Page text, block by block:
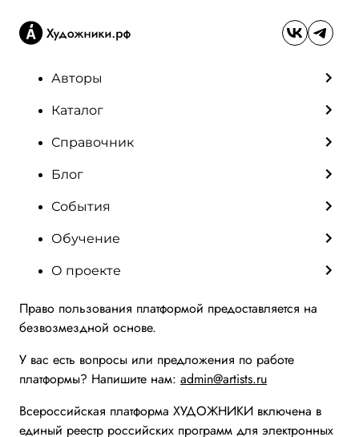
Авторы
Каталог
Справочник
Блог
События
Обучение
О проекте
Право пользования платформой предоставляется на
безвозмездной основе.
У вас есть вопросы или предложения по работе
платформы? Напишите нам: admin@artists.ru
Всероссийская платформа ХУДОЖНИКИ включена в
единый реестр российских программ для электронных